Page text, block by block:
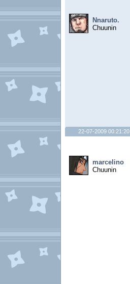
Nnaruto.
Chuunin
22-07-2009 00:21:20
marcelino
Chuunin